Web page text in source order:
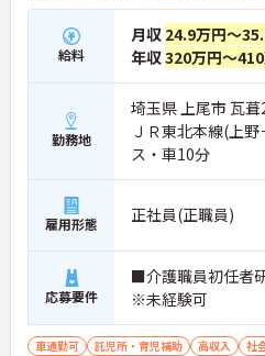
給料
月収 24.9万円～
年収320万円～
勤務地
埼玉県 上尾市 瓦
ＪＲ東北本線(上
ス・車10分
雇用形態 正社員(正職員)
応募要件
■介護職員初任者
※未経験可
車通勤可 託児所・育児補助 高収入 社